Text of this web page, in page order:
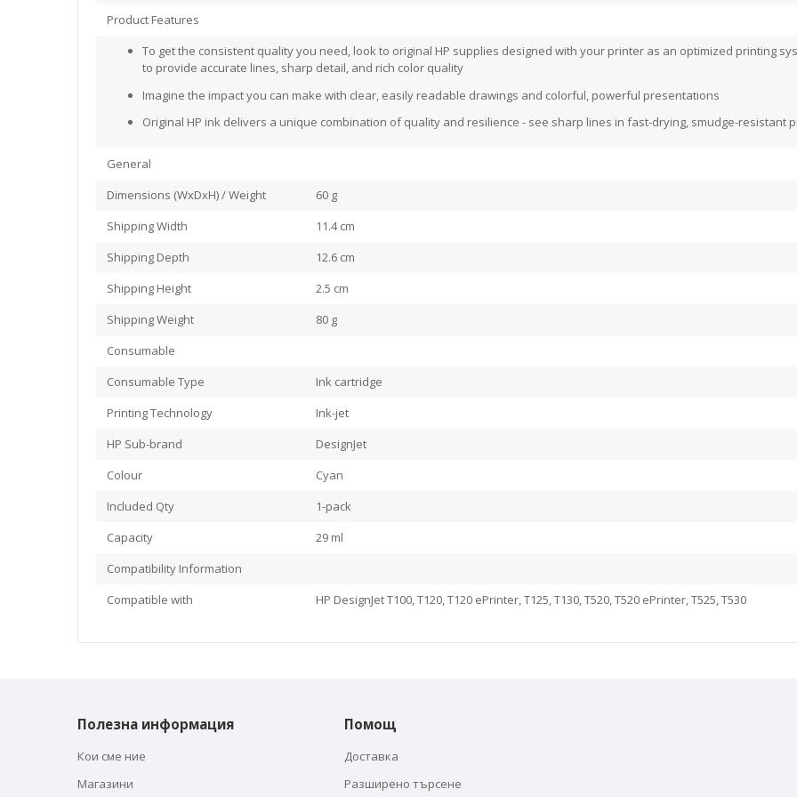
Product Features
To get the consistent quality you need, look to original HP supplies designed with your printer as an optimized printing
to provide accurate lines, sharp detail, and rich color quality
Imagine the impact you can make with clear, easily readable drawings and colorful, powerful presentations
Original HP ink delivers a unique combination of quality and resilience - see sharp lines in fast-drying, smudge-resistant
General
Dimensions (WxDxH) / Weight
60 g
Shipping Width
11.4 cm
Shipping Depth
12.6 cm
Shipping Height
2.5 cm
Shipping Weight
80 g
Consumable
Consumable Type
Ink cartridge
Printing Technology
Ink-jet
HP Sub-brand
DesignJet
Colour
Cyan
Included Qty
1-pack
Capacity
29 ml
Compatibility Information
Compatible with
HP DesignJet T100, T120, T120 ePrinter, T125, T130, T520, T520 ePrinter, T525, T530
Полезна информация
Кои сме ние
Магазини
Помощ
Доставка
Разширено търсене